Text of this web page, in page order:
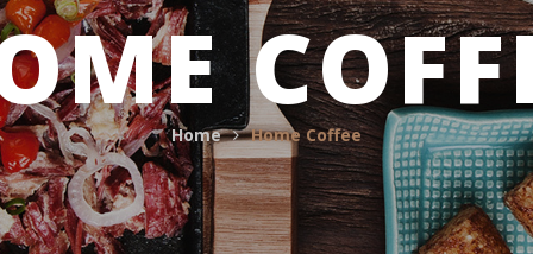
Home Home Coffee